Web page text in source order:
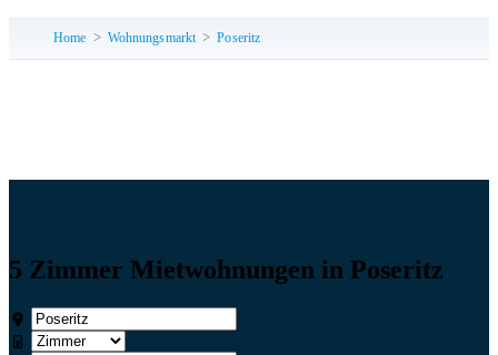
Home Wohnungsmarkt Poseritz
5 Zimmer Mietwohnungen in Poseritz